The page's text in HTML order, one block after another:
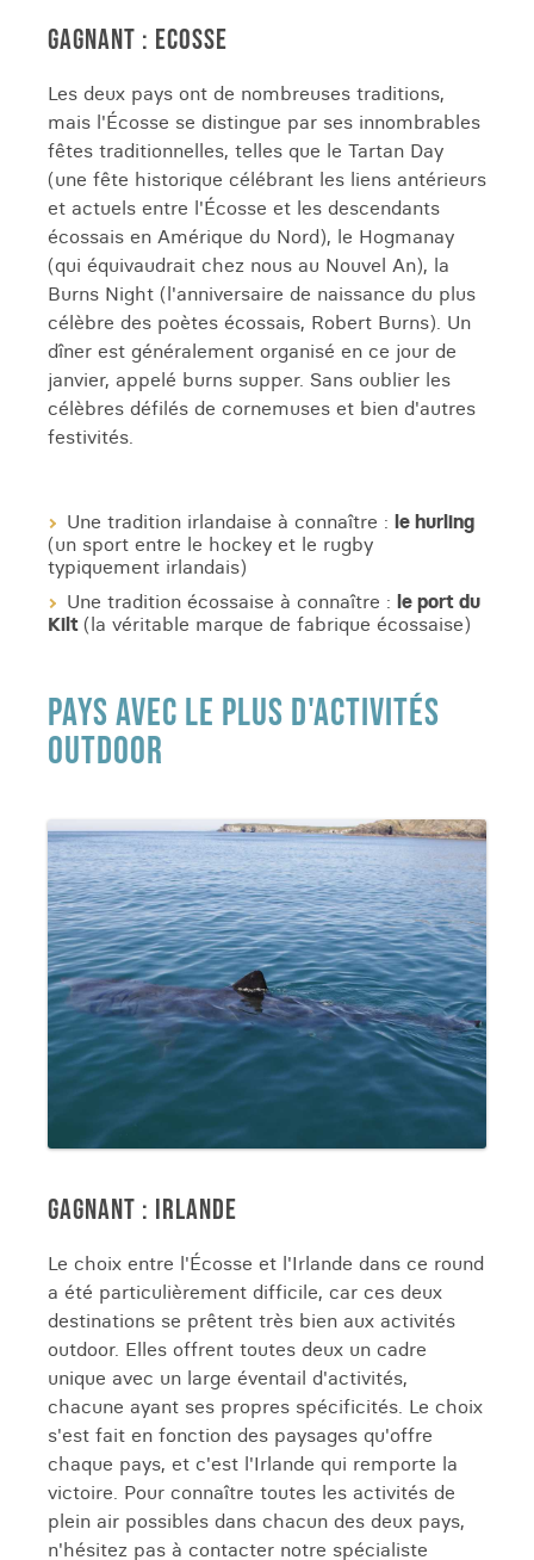
GAGNANT : ECOSSE
Les deux pays ont de nombreuses traditions,
mais l'Écosse se distingue par ses innombrables
fêtes traditionnelles, telles que le Tartan Day
(une fête historique célébrant les liens antérieurs
et actuels entre l'Écosse et les descendants
écossais en Amérique du Nord), le Hogmanay
(qui équivaudrait chez nous au Nouvel An), la
Burns Night (l'anniversaire de naissance du plus
célèbre des poètes écossais, Robert Burns). Un
dîner est généralement organisé en ce jour de
janvier, appelé burns supper. Sans oublier les
célèbres défilés de cornemuses et bien d'autres
festivités.
Une tradition irlandaise à connaître : le hurling
(un sport entre le hockey et le rugby
typiquement irlandais)
Une tradition écossaise à connaître : le port du
Kilt (la véritable marque de fabrique écossaise)
PAYS AVEC LE PLUS D'ACTIVITÉS
OUTDOOR
GAGNANT : IRLANDE
Le choix entre l'Écosse et l'Irlande dans ce round
a été particulièrement difficile, car ces deux
destinations se prêtent très bien aux activités
outdoor. Elles offrent toutes deux un cadre
unique avec un large éventail d'activités,
chacune ayant ses propres spécificités. Le choix
s'est fait en fonction des paysages qu'offre
chaque pays, et c'est l'Irlande qui remporte la
victoire. Pour connaître toutes les activités de
plein air possibles dans chacun des deux pays,
n'hésitez pas à contacter notre spécialiste